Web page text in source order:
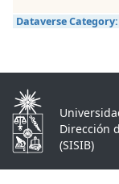
Dataverse Category:
Dirección
(SISIB)